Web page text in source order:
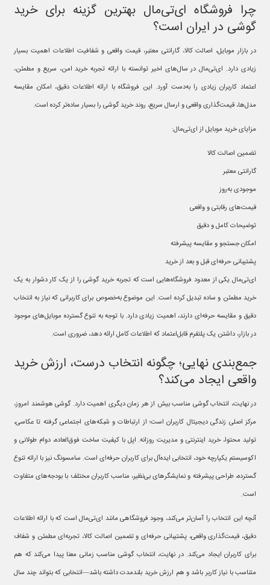
چرا فروشگاه ای‌تی‌مال بهترین گزینه برای خرید
گوشی در ایران است؟
در بازار موبایل، اصالت کالا، گارانتی معتبر، قیمت واقعی و شفافیت اطلاعات اهمیت بسیار
زیادی دارد. ای‌تی‌مال در سال‌های اخیر توانسته با ارائه تجربه خرید امن، سریع و مطمئن،
اعتماد کاربران زیادی را به‌دست آورد. این فروشگاه با ارائه اطلاعات دقیق، امکان مقایسه
مدل‌ها، قیمت‌گذاری واقعی و ارسال سریع، روند خرید گوشی را بسیار ساده‌تر کرده است.
مزایای خرید موبایل از ای‌تی‌مال:
تضمین اصالت کالا
گارانتی معتبر
موجودی به‌روز
قیمت‌های رقابتی و واقعی
توضیحات کامل و دقیق
امکان جستجو و مقایسه پیشرفته
پشتیبانی حرفه‌ای قبل و بعد از خرید
ای‌تی‌مال یکی از معدود فروشگاه‌هایی است که تجربه خرید گوشی را از یک کار دشوار به یک
خرید مطمئن و ساده تبدیل کرده است. این موضوع به‌خصوص برای کاربرانی که نیاز به انتخاب
دقیق و مقایسه حرفه‌ای دارند، اهمیت زیادی دارد. با توجه به تنوع گسترده موبایل‌های موجود
در بازار، داشتن یک پلتفرم قابل‌اعتماد که اطلاعات کامل ارائه دهد، ضروری است.
جمع‌بندی نهایی؛ چگونه انتخاب درست، ارزش خرید
واقعی ایجاد می‌کند؟
در نهایت، انتخاب گوشی مناسب بیش از هر زمان دیگری اهمیت دارد. گوشی هوشمند امروز،
مرکز اصلی زندگی دیجیتال کاربران است؛ از ارتباطات و شبکه‌های اجتماعی گرفته تا عکاسی،
تولید محتوا، خرید اینترنتی و مدیریت روزانه. اپل با کیفیت ساخت فوق‌العاده، دوام طولانی و
اکوسیستم یکپارچه خود، انتخابی ایده‌آل برای کاربران حرفه‌ای است. سامسونگ نیز با ارائه تنوع
گسترده، طراحی پیشرفته و نمایشگرهای بی‌نظیر، مناسب کاربران مختلف با بودجه‌های متفاوت
است.
آنچه این انتخاب را آسان‌تر می‌کند، وجود فروشگاهی مانند ای‌تی‌مال است که با ارائه اطلاعات
دقیق، قیمت‌گذاری واقعی، پشتیبانی حرفه‌ای و تضمین اصالت کالا، تجربه‌ای مطمئن و شفاف
برای کاربران ایجاد می‌کند. در نهایت، انتخاب گوشی مناسب زمانی معنا پیدا می‌کند که هم
متناسب با نیاز کاربر باشد و هم ارزش خرید بلندمدت داشته باشد—انتخابی که بتواند چند سال